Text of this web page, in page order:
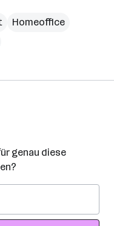
Homeoffice
genau diese